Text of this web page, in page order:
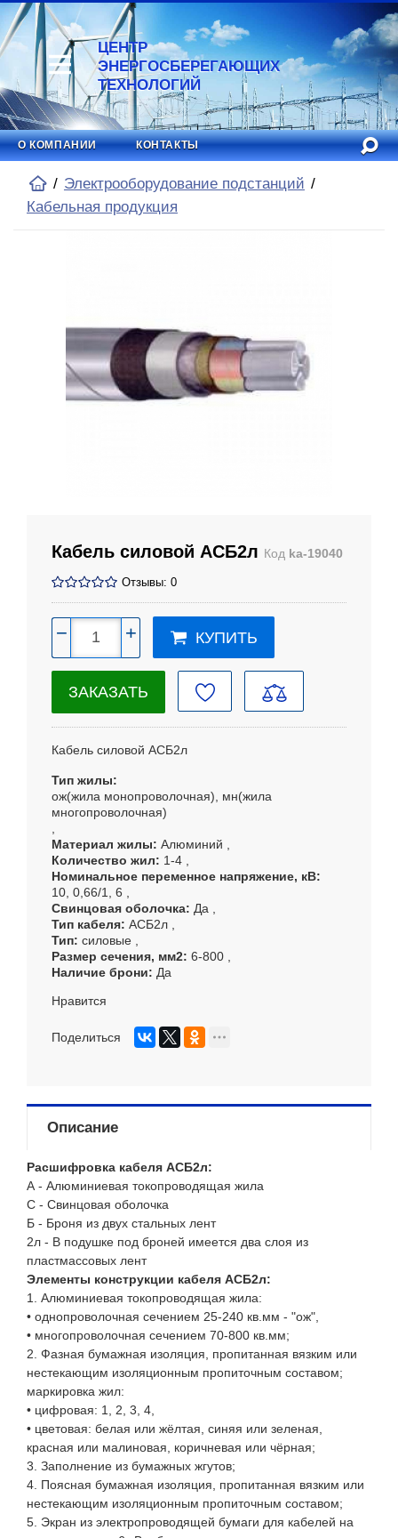
ЦЕНТР
ЭНЕРГОСБЕРЕГАЮЩИХ
ТЕХНОЛОГИЙ
О КОМПАНИИ КОНТАКТЫ
Электрооборудование подстанций
Кабельная продукция
Кабель силовой АСБ2л Код ka-19040
Отзывы: 0
− + КУПИТЬ
ЗАКАЗАТЬ
Кабель силовой АСБ2л
Тип жилы
ож(жила монопроволочная), мн(жила
многопроволочная)
Материал жилы
Алюминий
Количество жил
1-4
Номинальное переменное напряжение, кВ
10, 0,66/1, 6
Свинцовая оболочка Да
Тип кабеля АСБ2л
Тип силовые
Размер сечения, мм2 6-800
Наличие брони
Да
Нравится
Поделиться
Описание
Расшифровка кабеля АСБ2л:
А - Алюминиевая токопроводящая жила
С - Свинцовая оболочка
Б - Броня из двух стальных лент
2л - В подушке под броней имеется два слоя из
пластмассовых лент
Элементы конструкции кабеля АСБ2л:
1. Алюминиевая токопроводящая жила:
• однопроволочная сечением 25-240 кв.мм - "ож",
• многопроволочная сечением 70-800 кв.мм;
2. Фазная бумажная изоляция, пропитанная вязким или
нестекающим изоляционным пропиточным составом;
маркировка жил:
• цифровая: 1, 2, 3, 4,
• цветовая: белая или жёлтая, синяя или зеленая,
красная или малиновая, коричневая или чёрная;
3. Заполнение из бумажных жгутов;
4. Поясная бумажная изоляция, пропитанная вязким или
нестекающим изоляционным пропиточным составом;
5. Экран из электропроводящей бумаги для кабелей на